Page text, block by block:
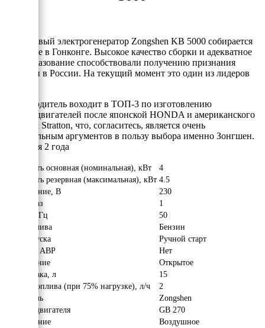
Бензиновый электрогенератор Zongshen KB 5000 собирается
на заводе в Гонконге. Высокое качество сборки и адекватное
ценообразование способствовали получению признания
Зонгшен в России. На текущий момент это один из лидеров
Производитель воходит в ТОП-3 по изготовлению
электродвигателей после японской HONDA и американского
Briggs & Stratton, что, согласитесь, является очень
убедительным аргументов в пользу выбора именно Зонгшен.
Гарантия 2 года
Мощность основная (номинальная), кВт
4
Мощность резервная (максимальная), кВт 4.5
Напряжение, В
230
Число фаз
1
Частота, Гц
50
Вид топлива
Бензин
Тип запуска
Ручной старт
Наличие АВР
Нет
Исполнение
Открытое
Объём бака, л
15
Расход топлива (при 75% нагрузке), л/ч
2
Двигатель
Zongshen
Модель двигателя
GB 270
Охлаждение
Воздушное